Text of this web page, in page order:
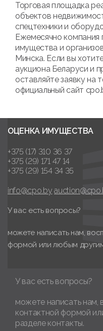
Торговая площадка
объектов
спецтехники и
Ежемесячно компания
имущества и
Минска. Если вы
аукциона Беларуси и
оставляйте заявку на
официальный сайт
ОЦЕНКА ИМУЩЕСТВА
+375 (17) 310 36 37
+375 (29) 171 47 14
+375 (29) 154 34 35
info@cpo.by
У вас есть вопросы?
можете написать нам,
формой или любым
У вас есть вопросы?
можете написать нам,
контактной формой
разделе контакты.